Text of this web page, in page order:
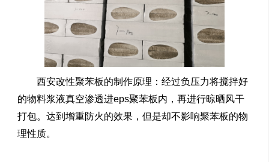
西安改性聚苯板的制作原理：经过负压力将搅拌好
的物料浆液真空渗透进eps聚苯板内，再进行晾晒风干
打包。达到增重防火的效果，但是却不影响聚苯板的物
理性质。